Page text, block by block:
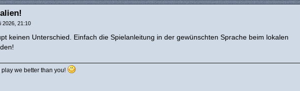
2026, 21:10
keinen Unterschied. Einfach die Spielanleitung in der gewünschten Sprache beim lokalen
we better than you!